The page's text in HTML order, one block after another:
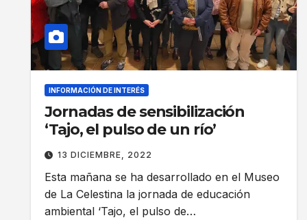
INFORMACIÓN DE INTERÉS
Jornadas de sensibilización
‘Tajo, el pulso de un río’
13 DICIEMBRE, 2022
Esta mañana se ha desarrollado en el Museo
de La Celestina la jornada de educación
ambiental ‘Tajo, el pulso de…